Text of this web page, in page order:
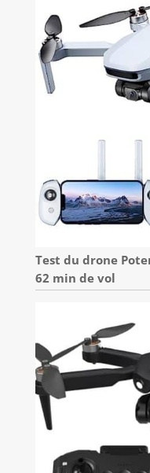
Test du drone
62 min de vol